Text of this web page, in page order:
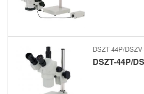
DSZT-44P/
DSZT-44P/